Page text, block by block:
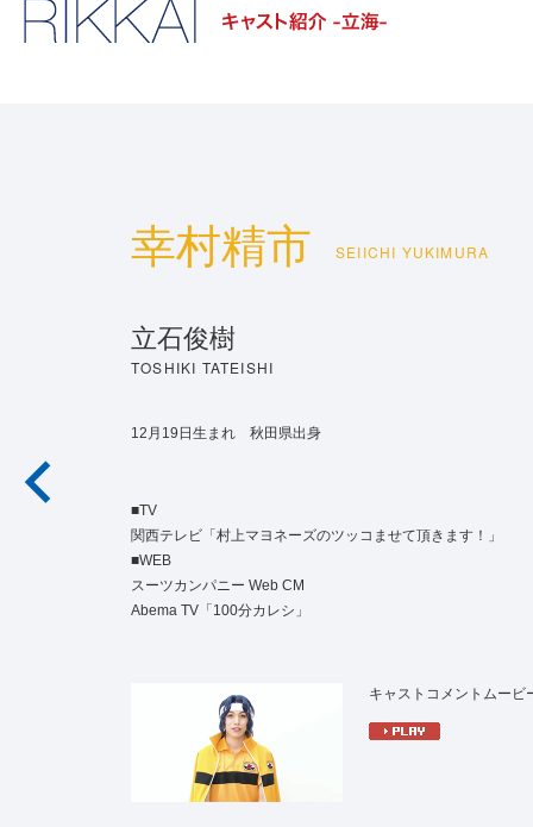
幸村精市 SEIICHI YUKIMURA
立石俊樹
TOSHIKI TATEISHI
12月19日生まれ 秋田県出身
■TV
関西テレビ「村上マヨネーズのツッコませて頂きます！」
■WEB
スーツカンパニー Web CM
Abema TV「100分カレシ」
キャストコメントムービ